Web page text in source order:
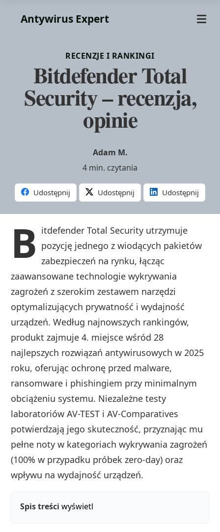
Antywirus Expert
RECENZJE I RANKINGI
Bitdefender Total
Security – recenzja,
opinie
Adam M.
4 min. czytania
Udostępnij Udostępnij Udostępnij
B itdefender Total Security utrzymuje
pozycję jednego z wiodących pakietów
zabezpieczeń na rynku, łącząc
zaawansowane technologie wykrywania
zagrożeń z szerokim zestawem narzędzi
optymalizujących prywatność i wydajność
urządzeń. Według najnowszych rankingów,
produkt zajmuje 4. miejsce wśród 28
najlepszych rozwiązań antywirusowych w 2025
roku, oferując ochronę przed malware,
ransomware i phishingiem przy minimalnym
obciążeniu systemu. Niezależne testy
laboratoriów AV-TEST i AV-Comparatives
potwierdzają jego skuteczność, przyznając mu
pełne noty w kategoriach wykrywania zagrożeń
(100% w przypadku próbek zero-day) oraz
wpływu na wydajność urządzeń.
Spis treści wyświetl